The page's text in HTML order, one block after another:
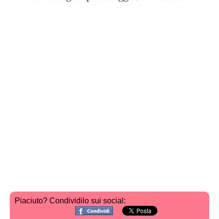
Piaciuto? Condividilo sui social: